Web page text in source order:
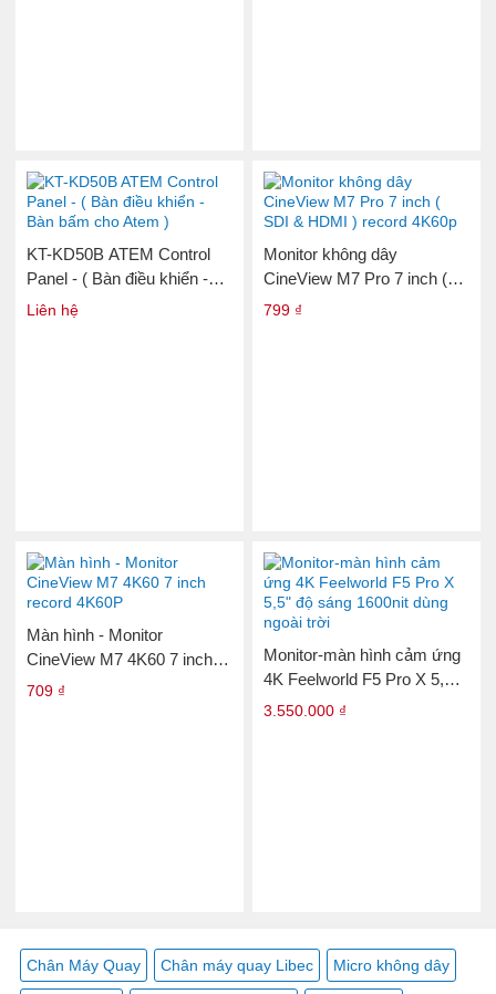
KT-KD50B ATEM Control
Panel - ( Bàn điều khiển -
Bàn bấm cho Atem )
Liên hệ
Monitor không dây
CineView M7 Pro 7 inch (
SDI & HDMI ) record 4K60p
799 ₫
Màn hình - Monitor
CineView M7 4K60 7 inch
record 4K60P
709 ₫
Monitor-màn hình cảm ứng
4K Feelworld F5 Pro X 5,5"
độ sáng 1600nit dùng ngoài
3.550.000 ₫
Chân Máy Quay Chân máy quay Libec Micro không dây